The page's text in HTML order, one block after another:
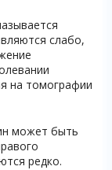
слабо,
на томографии
может быть
редко.